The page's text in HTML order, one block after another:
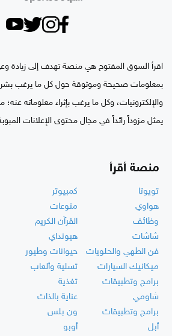
اقرأ السوق المفتوح هي منصة تهدف إلى زيادة وعي
بمعلومات صحيحة وموثوقة حول كل ما يرغب
والإلكترونيات، وكل ما يرغب بإثراء معلوماته
يمثل مزوداً رائداً في مجال محتوى الإعلانات
منصة أقرأ
تويوتا
كمبيوتر
هواوي
منوعات
وظائف
القرآن الكريم
شاشات
هيونداي
فن الطهي والحلويات
حيوانات وطيور
ميكانيك السيارات
تسلية وألعاب
برامج وتطبيقات
تغذية
شاومي
عناية بالذات
برامج وتطبيقات
ون بلس
أبل
أوبو